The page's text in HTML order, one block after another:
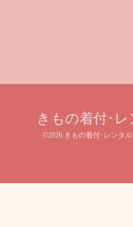
きもの着付･
©2026 きもの着付･レンタ